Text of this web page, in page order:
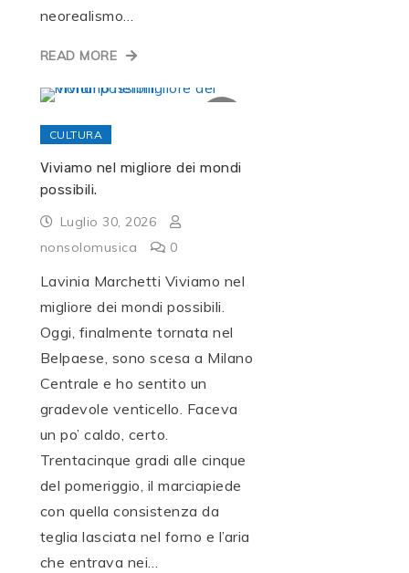
neorealismo…
READ MORE
CULTURA
Viviamo nel migliore dei mondi
possibili.
Luglio 30, 2026
nonsolomusica
0
Lavinia Marchetti Viviamo nel
migliore dei mondi possibili.
Oggi, finalmente tornata nel
Belpaese, sono scesa a Milano
Centrale e ho sentito un
gradevole venticello. Faceva
un po’ caldo, certo.
Trentacinque gradi alle cinque
del pomeriggio, il marciapiede
con quella consistenza da
teglia lasciata nel forno e l’aria
che entrava nei…